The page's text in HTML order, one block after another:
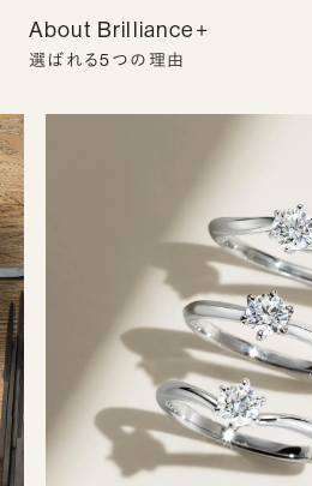
About Brilliance+
選ばれる5つの理由